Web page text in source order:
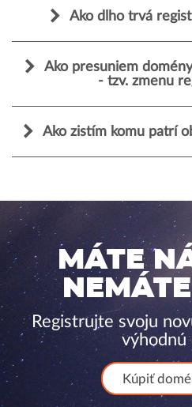
Ako dlho trvá
Ako presuniem
- tzv. zmenu
Ako zistím komu patrí
MÁTE
Registrujte svoju
výhodnú
Kúpiť